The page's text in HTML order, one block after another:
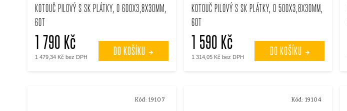
KOTOUČ PILOVÝ S SK PLÁTKY, O 600X3,8X30MM,
60T
1 479,34 Kč bez DPH
1 790 Kč DO KOŠÍKU
KOTOUČ PILOVÝ S SK PLÁTKY, O 500X3,8X30MM,
60T
1 314,05 Kč bez DPH
1 590 Kč DO KOŠÍKU
Kód: 19107 Kód: 19104